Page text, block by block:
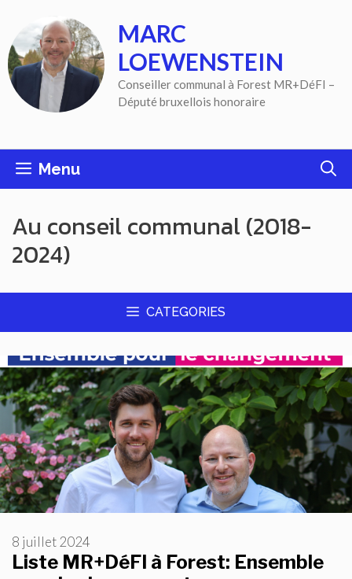
contenu
MARC
LOEWENSTEIN
Conseiller communal à Forest MR+DéFI –
Député bruxellois honoraire
Menu
Au conseil communal (2018-
2024)
CATEGORIES
Liste MR+DéFI à Forest: Ensemble
8 juillet 2024